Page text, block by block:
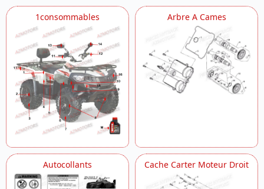
Carter Moteur
Carter Moteur Droit
Carter Moteur Gauche
Chassis
Coffre
Culasse Modele A Injection
Cylindre
Direction
Dosseret
Echappement
Eclairage
Embiellage Modele A Injection
Ensemble Roues
Filtre A Air
Guidon
1consommables Arbre A Cames
Autocollants Cache Carter Moteur Droit